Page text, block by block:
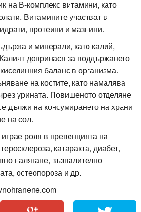
на В-комплекс витамини, като
Витамините участват в
протеини и мазнини.
и минерали, като калий,
допринася за поддържането
баланс в организма.
на костите, като намалява
урината. Повишеното отделяне
дължи на консумирането на храни
на сол.
роля в превенцията на
катаракта, диабет,
налягане, възпалително
остеопороза и др.